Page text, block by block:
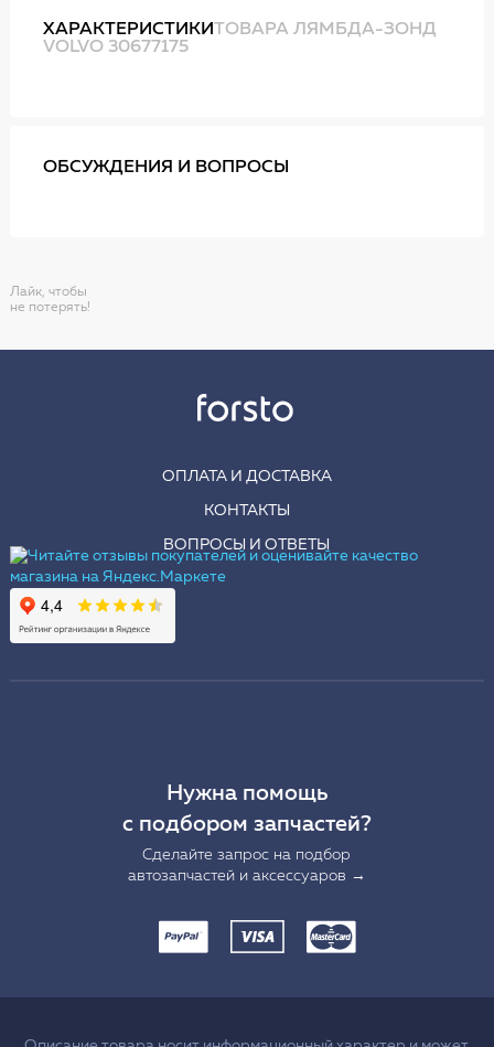
ХАРАКТЕРИСТИКИТОВАРА ЛЯМБДА-ЗОНД
VOLVO 30677175
ОБСУЖДЕНИЯ И ВОПРОСЫ
Лайк, чтобы
не потерять!
ОПЛАТА И ДОСТАВКА
КОНТАКТЫ
ВОПРОСЫ И ОТВЕТЫ
Нужна помощь
с подбором запчастей?
Сделайте запрос на подбор
автозапчастей и аксессуаров →